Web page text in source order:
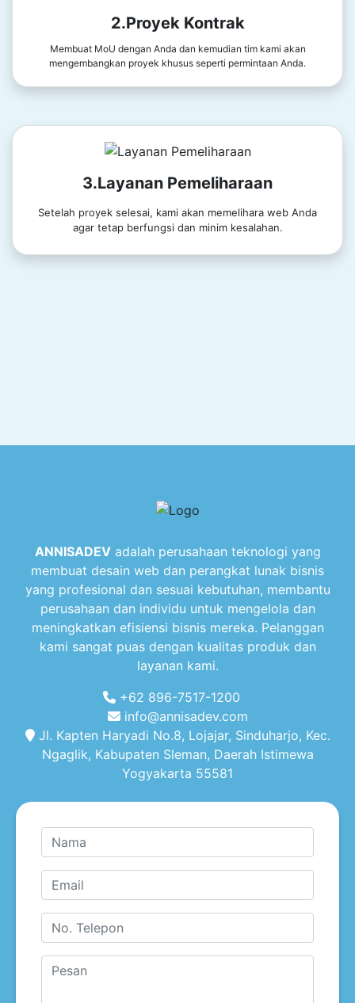
2.Proyek Kontrak
Membuat MoU dengan Anda dan kemudian tim kami akan
mengembangkan proyek khusus seperti permintaan Anda.
3.Layanan Pemeliharaan
Setelah proyek selesai, kami akan memelihara web Anda
agar tetap berfungsi dan minim kesalahan.
ANNISADEVadalah perusahaan teknologi yang
membuat desain web dan perangkat lunak bisnis
yang profesional dan sesuai kebutuhan, membantu
perusahaan dan individu untuk mengelola dan
meningkatkan efisiensi bisnis mereka. Pelanggan
kami sangat puas dengan kualitas produk dan
layanan kami.
+62 896-7517-1200
info@annisadev.com
Jl. Kapten Haryadi No.8, Lojajar, Sinduharjo, Kec.
Ngaglik, Kabupaten Sleman, Daerah Istimewa
Yogyakarta 55581